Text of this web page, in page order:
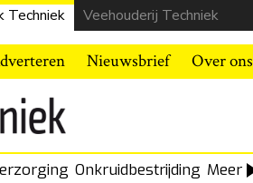
Techniek Veehouderij Techniek
Nieuwsbrief Over ons
Onkruidbestrijding Meer